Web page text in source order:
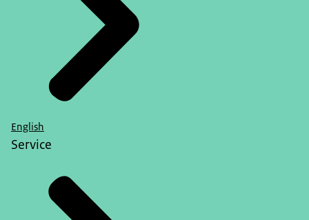
English
Service